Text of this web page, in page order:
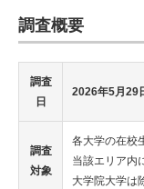
調査概要
調査
日
2026年5月29
調査
対象
各大学の在校
当該エリア内
大学院大学は